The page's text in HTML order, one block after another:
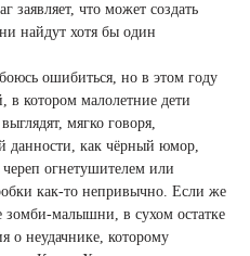
что может создать
найдут хотя бы один
боюсь ошибиться, но в этом году
в котором малолетние дети
мягко говоря,
данности, как чёрный юмор,
череп огнетушителем или
как-то непривычно. Если же
малышни, в сухом остатке
о неудачнике, которому